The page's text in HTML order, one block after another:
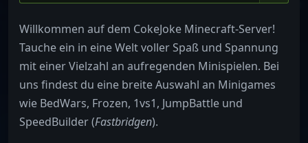
Willkommen auf dem CokeJoke Minecraft-Server!
Tauche ein in eine Welt voller Spaß und Spannung
mit einer Vielzahl an aufregenden Minispielen. Bei
uns findest du eine breite Auswahl an Minigames
wie BedWars, Frozen, 1vs1, JumpBattle und
SpeedBuilder (Fastbridgen).